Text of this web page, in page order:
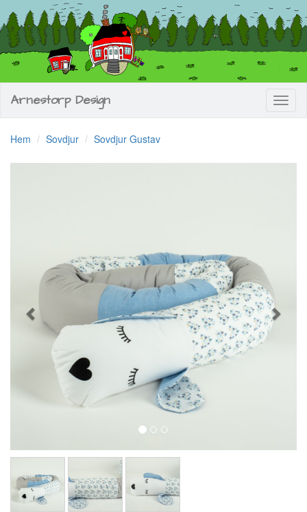
Arnestorp Design
Hem Sovdjur Sovdjur Gustav